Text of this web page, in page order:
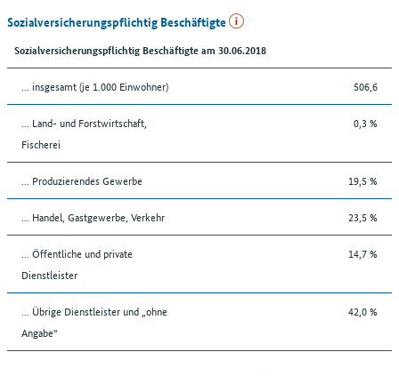
Sozialversicherungspflichtig Beschäftigte
Sozialversicherungspflichtig Beschäftigte am 30.06.2018
... insgesamt (je 1.000 Einwohner) 506,6
... Land- und Forstwirtschaft,
Fischerei
0,3 %
... Produzierendes Gewerbe 19,5 %
... Handel, Gastgewerbe, Verkehr 23,5 %
... Öffentliche und private
Dienstleister
14,7 %
... Übrige Dienstleister und „ohne
Angabe“
42,0 %